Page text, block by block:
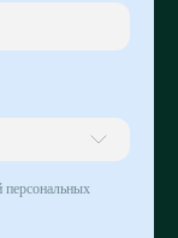
персональных